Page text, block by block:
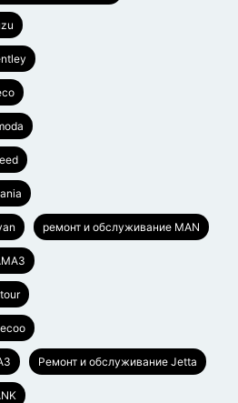
ремонт и обслуживание MAN
Ремонт и обслуживание Jetta